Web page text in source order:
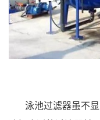
泳池过滤器虽不